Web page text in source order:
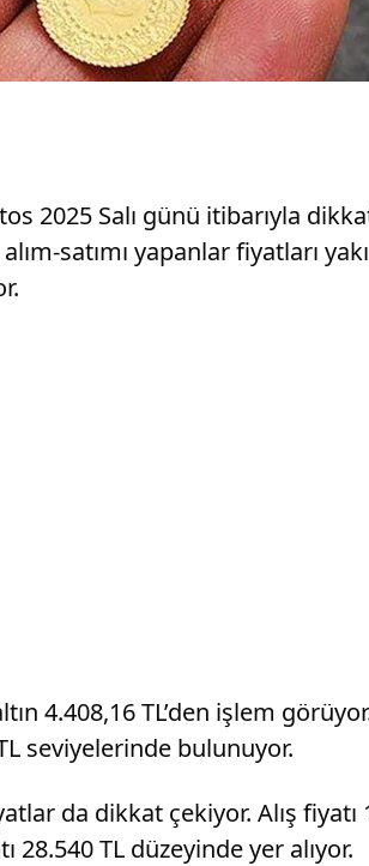
2025 Salı günü itibarıyla
alım-satımı yapanlar fiyatları
4.408,16 TL’den işlem
seviyelerinde bulunuyor.
da dikkat çekiyor. Alış fiyatı
28.540 TL düzeyinde yer alıyor.